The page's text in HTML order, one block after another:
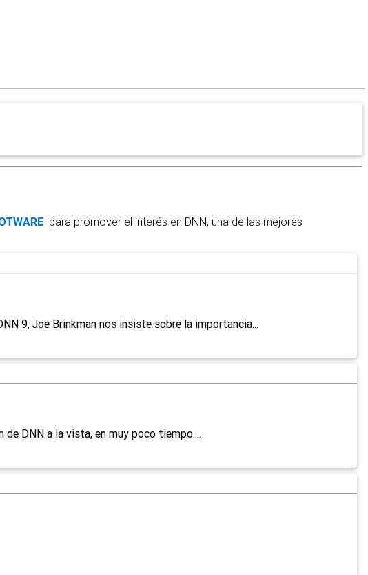
para promover el interés en DNN, una de las mejores
9, Joe Brinkman nos insiste sobre la importancia...
DNN a la vista, en muy poco tiempo....